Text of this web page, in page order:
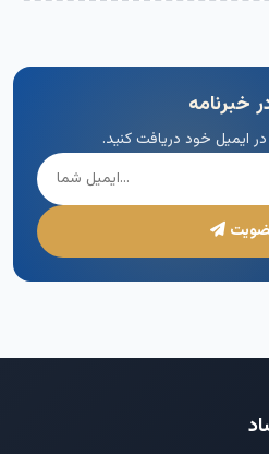
خبرنامه
ایمیل خود دریافت کنید.